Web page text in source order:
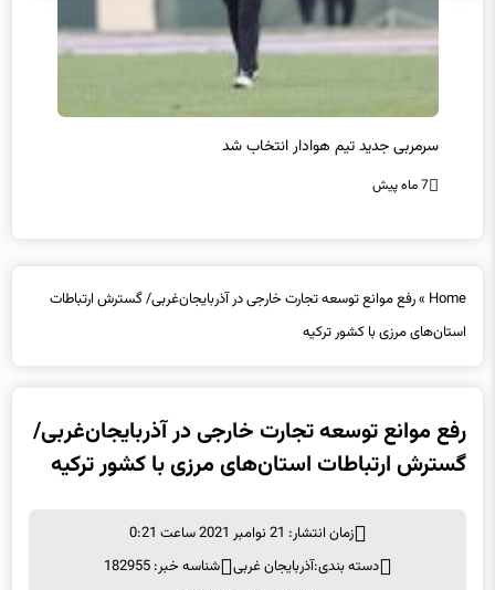
سرمربی جدید تیم هوادار انتخاب شد
7 ماه پیش
استان‌های مرزی با کشور ترکیه
گسترش ارتباطات استان‌های مرزی با کشور ترکیه
دسته بندی:آذربایجان غربی
شناسه خبر: 182955
زمان مطالعه: 4 دقیقه